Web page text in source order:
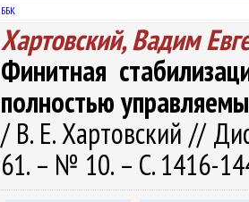
ББК
Хартовский, Вадим
Финитная
полностью
/ В. Е. Хартовский //
61. – № 10. – С. 1416-